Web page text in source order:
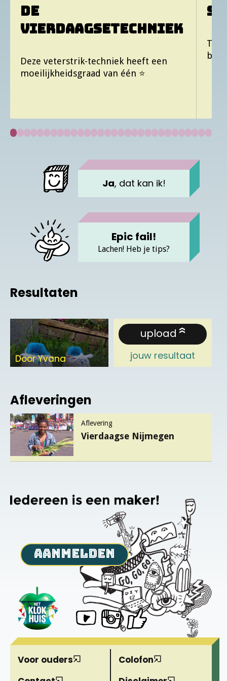
DE
VIERDAAGSETECHNIEK
Deze veterstrik-techniek heeft een
moeilijkheidsgraad van één ⭐️
Ja, dat kan ik!
Epic fail!
Lachen! Heb je tips?
Resultaten
Door Yvana
Door Yvana
upload
jouw resultaat
Afleveringen
Aflevering
Vierdaagse Nijmegen
aanmelden
Voor ouders
Colofon
Voornaam kind
Titel van de inzending
Heb je een tip?
vette fail